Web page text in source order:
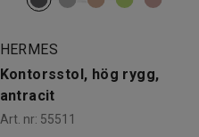
HERMES
Kontorsstol, hög rygg,
antracit
Art. nr: 55511